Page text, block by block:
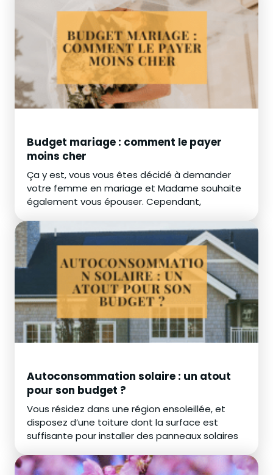
Budget mariage : comment le payer
moins cher
Ça y est, vous vous êtes décidé à demander
votre femme en mariage et Madame souhaite
également vous épouser. Cependant,
Autoconsommation solaire : un atout
pour son budget ?
Vous résidez dans une région ensoleillée, et
disposez d’une toiture dont la surface est
suffisante pour installer des panneaux solaires